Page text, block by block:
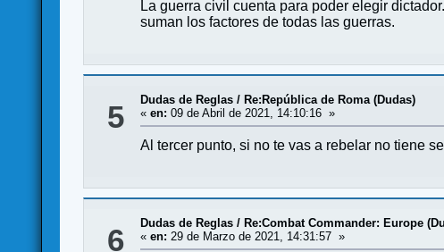
La guerra civil cuenta para poder elegir
suman los factores de todas las guerras.
5 Dudas de Reglas /Re:República de Roma (Dudas)
«en: 09 de Abril de 2021, 14:10:16 »
Al tercer punto, si no te vas a rebelar no tiene
6 Dudas de Reglas /Re:Combat Commander: Europe
«en: 29 de Marzo de 2021, 14:31:57 »